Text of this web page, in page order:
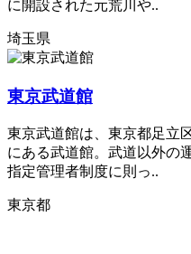
に開設された元荒川や..
埼玉県
東京武道館
東京武道館は、東京都足立
にある武道館。武道以外の
指定管理者制度に則っ..
東京都